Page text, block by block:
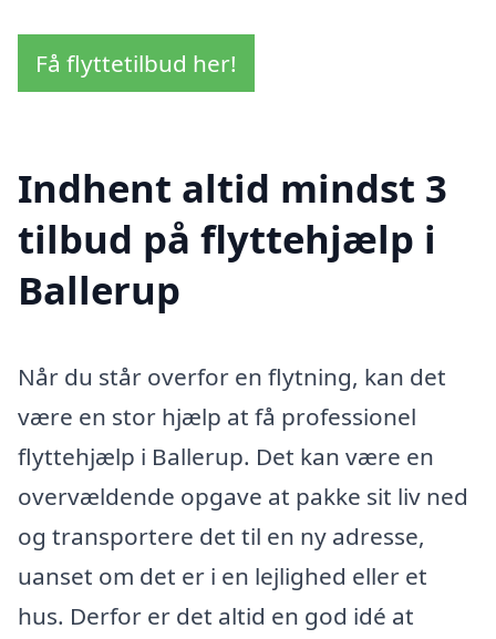
Få flyttetilbud her!
Indhent altid mindst 3
tilbud på flyttehjælp i
Ballerup
Når du står overfor en flytning, kan det
være en stor hjælp at få professionel
flyttehjælp i Ballerup. Det kan være en
overvældende opgave at pakke sit liv ned
og transportere det til en ny adresse,
uanset om det er i en lejlighed eller et
hus. Derfor er det altid en god idé at